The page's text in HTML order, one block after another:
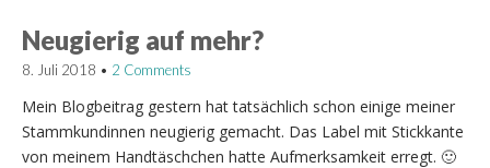
Neugierig auf mehr?
8. Juli 2018 • 2 Comments
Mein Blogbeitrag gestern hat tatsächlich schon einige meiner
Stammkundinnen neugierig gemacht. Das Label mit Stickkante
von meinem Handtäschchen hatte Aufmerksamkeit erregt. 🙂